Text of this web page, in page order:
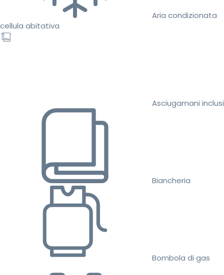
Aria condizionata
cellula abitativa
Asciugamani inclusi
Biancheria
Bombola di gas